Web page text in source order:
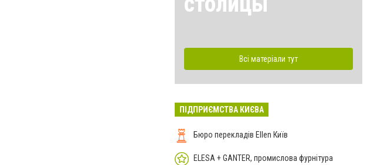
Всі матеріали тут
ПІДПРИЄМСТВА КИЄВА
Бюро перекладів Ellen Київ
ELESA + GANTER, промислова фурнітура